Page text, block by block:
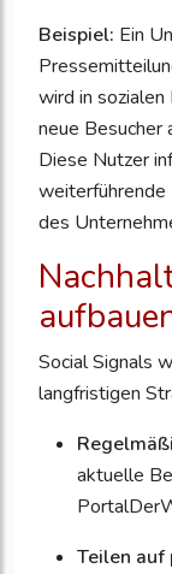
Beispiel: Ein
wird in
neue Besucher
Diese Nutzer
weiterführende
des
Social Signals
langfristigen
aktuelle
Teilen auf